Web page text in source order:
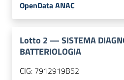
OpenData ANAC
Lotto 2 —SISTEMA
BATTERIOLOGIA
CIG: 7912919B52